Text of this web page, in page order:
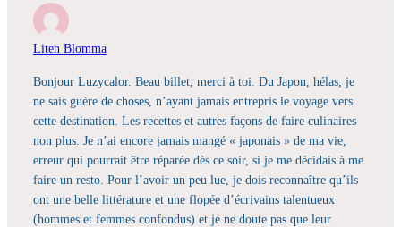
Liten Blomma
Bonjour Luzycalor. Beau billet, merci à toi. Du Japon, hélas, je
ne sais guère de choses, n’ayant jamais entrepris le voyage vers
cette destination. Les recettes et autres façons de faire culinaires
non plus. Je n’ai encore jamais mangé « japonais » de ma vie,
erreur qui pourrait être réparée dès ce soir, si je me décidais à me
faire un resto. Pour l’avoir un peu lue, je dois reconnaître qu’ils
ont une belle littérature et une flopée d’écrivains talentueux
(hommes et femmes confondus) et je ne doute pas que leur